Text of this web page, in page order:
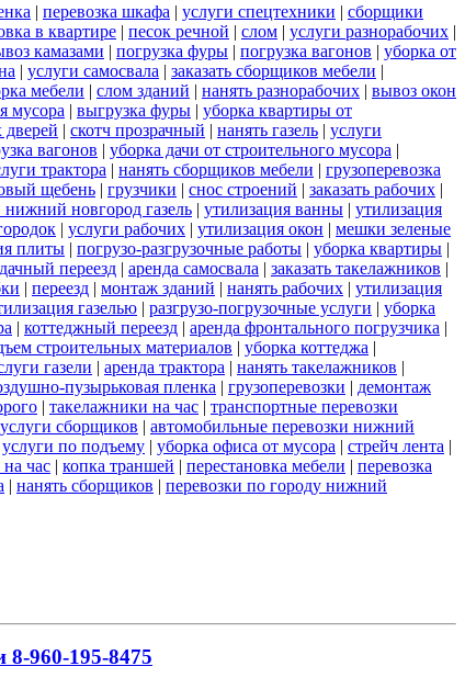
| перевозка шкафа | услуги спецтехники | сборщики
в квартире | песок речной | слом | услуги разнорабочих |
камазами | погрузка фуры | погрузка вагонов | уборка от
| услуги самосвала | заказать сборщиков мебели |
мебели | слом зданий | нанять разнорабочих | вывоз окон
мусора | выгрузка фуры | уборка квартиры от
| скотч прозрачный | нанять газель | услуги
вагонов | уборка дачи от строительного мусора |
трактора | нанять сборщиков мебели | грузоперевозка
щебень | грузчики | снос строений | заказать рабочих |
нижний новгород газель | утилизация ванны | утилизация
| услуги рабочих | утилизация окон | мешки зеленые
плиты | погрузо-разгрузочные работы | уборка квартиры |
дачный переезд | аренда самосвала | заказать такелажников |
| переезд | монтаж зданий | нанять рабочих | утилизация
газелью | разгрузо-погрузочные услуги | уборка
| коттеджный переезд | аренда фронтального погрузчика |
строительных материалов | уборка коттеджа |
газели | аренда трактора | нанять такелажников |
пузырьковая пленка | грузоперевозки | демонтаж
| такелажники на час | транспортные перевозки
услуги сборщиков | автомобильные перевозки нижний
услуги по подъему | уборка офиса от мусора | стрейч лента |
час | копка траншей | перестановка мебели | перевозка
| нанять сборщиков | перевозки по городу нижний
8-960-195-8475